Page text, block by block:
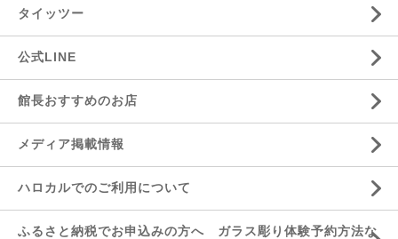
タイッツー
公式LINE
館長おすすめのお店
メディア掲載情報
ハロカルでのご利用について
ふるさと納税でお申込みの方へ ガラス彫り体験予約方法な